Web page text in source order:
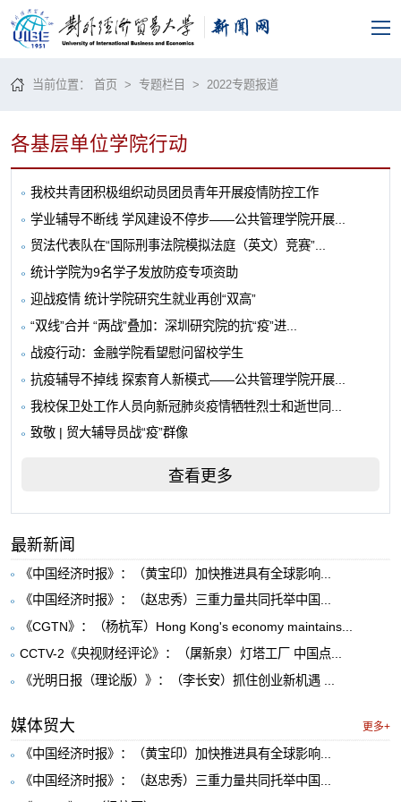
当前位置：首页 >专题栏目 > 2022专题报道
各基层单位学院行动
我校共青团积极组织动员团员青年开展疫情防控工作
学业辅导不断线 学风建设不停步——公共管理学院开展...
贸法代表队在“国际刑事法院模拟法庭（英文）竞赛”...
统计学院为9名学子发放防疫专项资助
迎战疫情 统计学院研究生就业再创“双高”
“双线”合并 “两战”叠加：深圳研究院的抗“疫”进...
战疫行动：金融学院看望慰问留校学生
抗疫辅导不掉线 探索育人新模式——公共管理学院开展...
我校保卫处工作人员向新冠肺炎疫情牺牲烈士和逝世同...
致敬 | 贸大辅导员战“疫”群像
查看更多
最新新闻
《中国经济时报》：（黄宝印）加快推进具有全球影响...
《中国经济时报》：（赵忠秀）三重力量共同托举中国...
《CGTN》：（杨杭军）Hong Kong's economy maintains...
CCTV-2《央视财经评论》：（屠新泉）灯塔工厂 中国点...
《光明日报（理论版）》：（李长安）抓住创业新机遇 ...
媒体贸大 更多+
《中国经济时报》：（黄宝印）加快推进具有全球影响...
《中国经济时报》：（赵忠秀）三重力量共同托举中国...